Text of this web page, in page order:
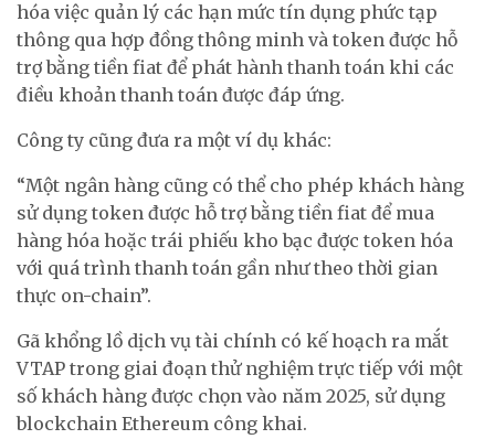
hóa việc quản lý các hạn mức tín dụng phức tạp
thông qua hợp đồng thông minh và token được hỗ
trợ bằng tiền fiat để phát hành thanh toán khi các
điều khoản thanh toán được đáp ứng.
Công ty cũng đưa ra một ví dụ khác:
“Một ngân hàng cũng có thể cho phép khách hàng
sử dụng token được hỗ trợ bằng tiền fiat để mua
hàng hóa hoặc trái phiếu kho bạc được token hóa
với quá trình thanh toán gần như theo thời gian
thực on-chain”.
Gã khổng lồ dịch vụ tài chính có kế hoạch ra mắt
VTAP trong giai đoạn thử nghiệm trực tiếp với một
số khách hàng được chọn vào năm 2025, sử dụng
blockchain Ethereum công khai.